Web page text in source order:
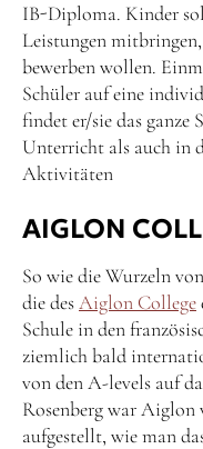
IB-Diploma. Kinder
Leistungen
bewerben wollen.
Schüler auf eine
findet er/sie das
Unterricht als auch in
Aktivitäten
AIGLON
So wie die Wurzeln
die desAiglon College
Schule in den
ziemlich bald
von den A-levels auf
Rosenberg war Aiglon
aufgestellt, wie man